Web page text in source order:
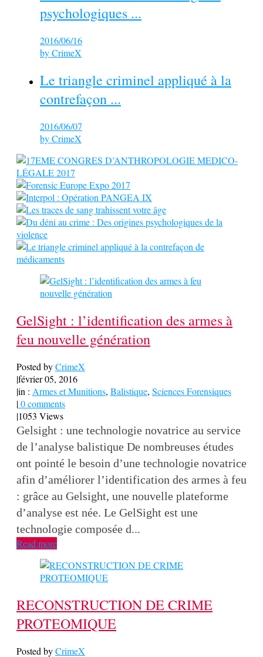
psychologiques ...
2016/06/16
byCrimeX
Le triangle criminel appliqué à la
contrefaçon ...
2016/06/07
byCrimeX
GelSight : l’identification des armes à
feu nouvelle génération
Posted byCrimeX
|février 05, 2016
|in : Armes et Munitions, Balistique, Sciences Forensiques
|0 comments
|1053 Views
Gelsight : une technologie novatrice au service
de l’analyse balistique De nombreuses études
ont pointé le besoin d’une technologie novatrice
afin d’améliorer l’identification des armes à feu
: grâce au Gelsight, une nouvelle plateforme
d’analyse est née. Le GelSight est une
technologie composée d...
Read more
RECONSTRUCTION DE CRIME
PROTEOMIQUE
Posted byCrimeX